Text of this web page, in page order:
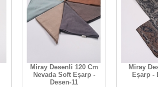
Miray Desenli 120 Cm
Nevada Soft Eşarp -
Desen-11
Miray
Eşarp -